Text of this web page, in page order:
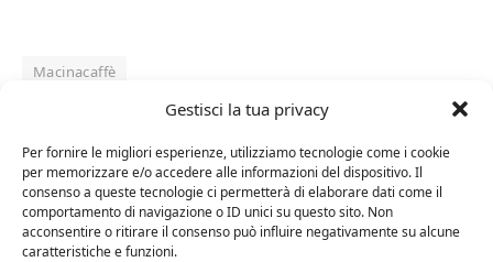
Gestisci la tua privacy
Per fornire le migliori esperienze, utilizziamo tecnologie come i cookie
per memorizzare e/o accedere alle informazioni del dispositivo. Il
consenso a queste tecnologie ci permetterà di elaborare dati come il
comportamento di navigazione o ID unici su questo sito. Non
acconsentire o ritirare il consenso può influire negativamente su alcune
caratteristiche e funzioni.
Macinacaffè
FacebookTwitter Pinterest LinkedInTumblr
RELATEDPOSTS